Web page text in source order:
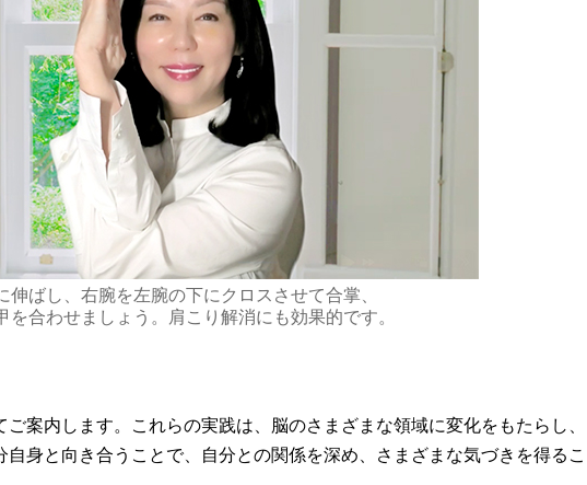
伸ばし、右腕を左腕の下にクロスさせて合掌、
を合わせましょう。肩こり解消にも効果的です。
案内します。これらの実践は、脳のさまざまな領域に変化をもたらし
身と向き合うことで、自分との関係を深め、さまざまな気づきを得るこ